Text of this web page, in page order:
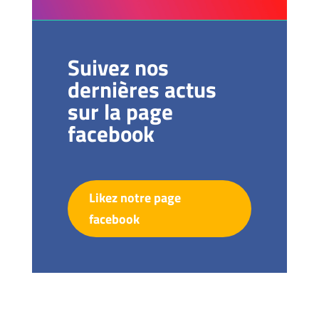
Suivez nos
dernières actus
sur la page
facebook
Likez notre page
facebook